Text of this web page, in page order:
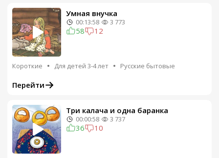
Умная внучка
00:13:58 3 773
58 12
Короткие Для детей 3-4 лет Русские бытовые
Перейти
Три калача и одна баранка
00:00:58 3 737
36 10